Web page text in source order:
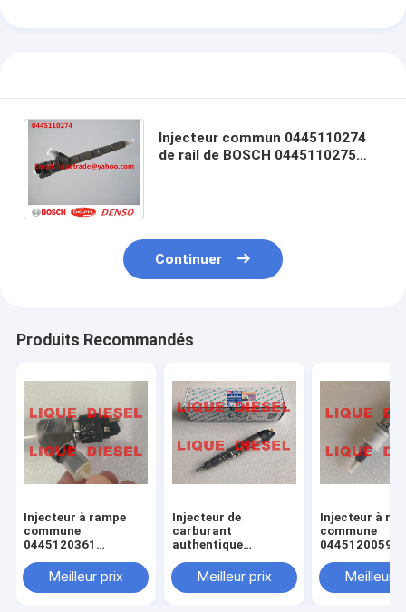
Injecteur commun 0445110274
de rail de BOSCH 0445110275
Continuer
Produits Recommandés
Injecteur à rampe
commune
0445120361
120 361 5801479314
Meilleur prix
Injecteur de
carburant
authentique
0445120290 0 445
120 290 L4700-
Meilleur prix
Injecteur à
commune
0445120059
120 059 0 445
231 pour
Meilleur